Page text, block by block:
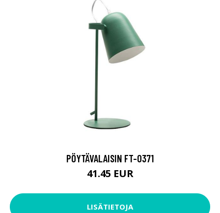
PÖYTÄVALAISIN FT-0371
41.45 EUR
LISÄTIETOJA